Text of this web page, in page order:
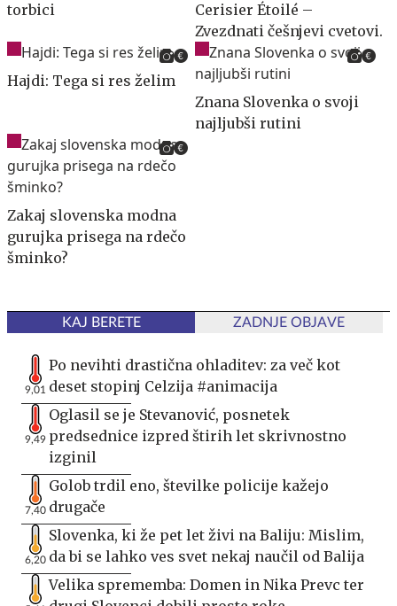
torbici
Cerisier Étoilé –
Zvezdnati češnjevi cvetovi.
Hajdi: Tega si res želim
Znana Slovenka o svoji
najljubši rutini
Zakaj slovenska modna
gurujka prisega na rdečo
šminko?
KAJ BERETE ZADNJE OBJAVE
9,01
Po nevihti drastična ohladitev: za več kot
deset stopinj Celzija #animacija
9,49
Oglasil se je Stevanović, posnetek
predsednice izpred štirih let skrivnostno
izginil
7,40
Golob trdil eno, številke policije kažejo
drugače
6,20
Slovenka, ki že pet let živi na Baliju: Mislim,
da bi se lahko ves svet nekaj naučil od Balija
Velika sprememba: Domen in Nika Prevc ter